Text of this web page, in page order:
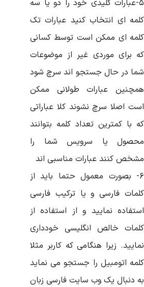
۵-عبارات کلیدی خود را دو یا سه
ای انتخاب کنید عبارات تک
ای ممکن است توسط کسانی
برای موردی غیر از موضوعات
در حال جستجو اند سرچ شود
عبارات طولانی ممکن
اصلا سرچ نشوند کلا عباراتی
با کمترین تعداد کلمه بتوانند
یا سرویس شما را
کنند عبارات مناسبی اند
۶- بصورت معمول حتما باید از
فارسی و یا ترکیب فارسی
نمایید و از استفاده از
خالص انگلیسی خودداری
زیرا هنگامی که کاربر مثلا
اتومبیل را جستجو می نماید
دنبال یک وب سایت فارسی زبان